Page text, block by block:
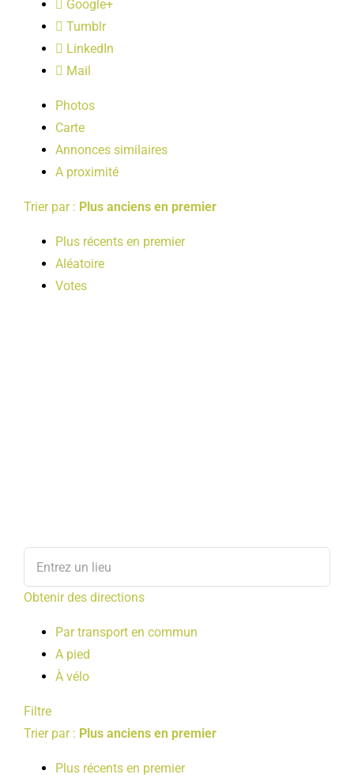
PUBLICATIONS
Google+
Tumblr
LinkedIn
Mail
Photos
Carte
Annonces similaires
A proximité
Trier par : Plus anciens en premier
Plus récents en premier
Aléatoire
Votes
Obtenir des directions
Par transport en commun
A pied
À vélo
Filtre
Trier par : Plus anciens en premier
Plus récents en premier